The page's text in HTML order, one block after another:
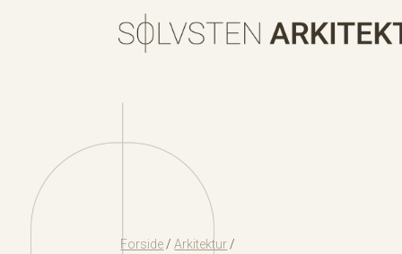
Forside /Arkitektur /